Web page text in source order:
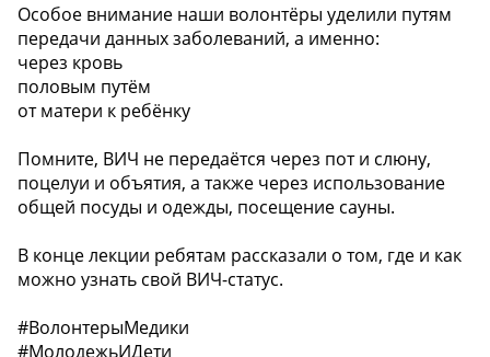
️Особое внимание наши волонтёры уделили путям
передачи данных заболеваний, а именно:
️через кровь
️половым путём
️от матери к ребёнку
Помните, ВИЧ не передаётся через пот и слюну,
поцелуи и объятия, а также через использование
общей посуды и одежды, посещение сауны.
В конце лекции ребятам рассказали о том, где и как
можно узнать свой ВИЧ-статус.
#ВолонтерыМедики
#МолодежьИДети